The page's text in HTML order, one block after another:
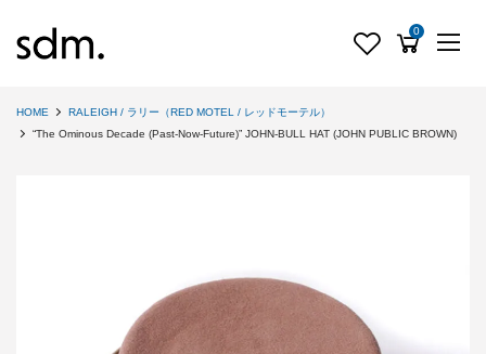
0
HOME
RALEIGH / ラリー（RED MOTEL / レッドモーテル）
“The Ominous Decade (Past-Now-Future)” JOHN-BULL HAT (JOHN PUBLIC BROWN)